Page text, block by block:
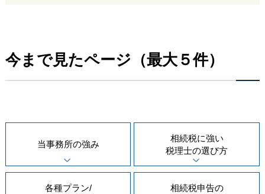
今まで見たページ（最大５件）
当事務所の強み
相続税に強い
税理士の選び方
各種プラン/
相続税申告の